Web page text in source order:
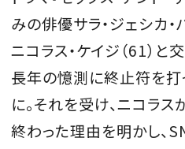
SPUR読者のためのメンバ
「The SPUR Club」。便利
めます。
ログイン・
みの俳優サラ・ジェシカ
ニコラス・ケイジ（61）と
長年の憶測に終止符を打
に。それを受け、ニコラ
終わった理由を明かし、